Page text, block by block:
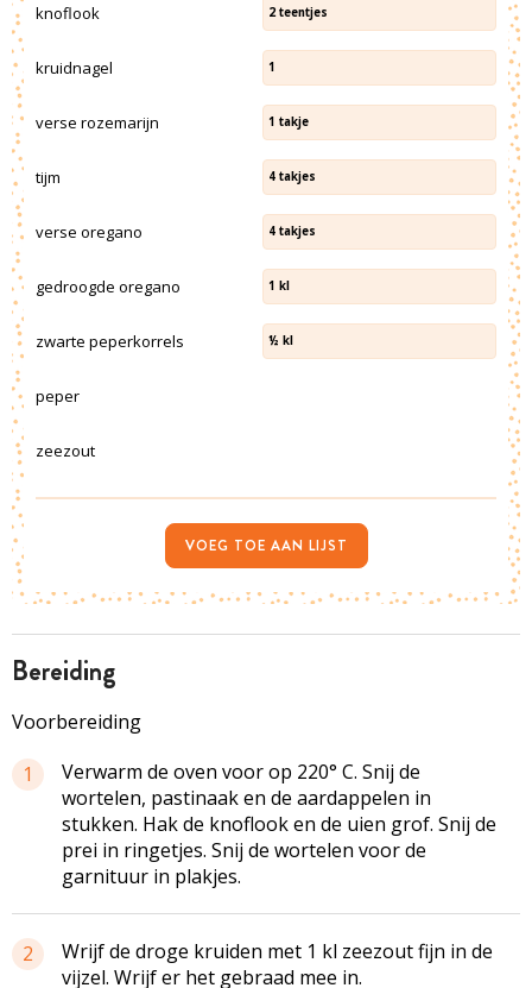
bereiding
Voorbereiding
1
Verwarm de oven voor op 220° C. Snij de
wortelen, pastinaak en de aardappelen in
stukken. Hak de knoflook en de uien grof. Snij de
prei in ringetjes. Snij de wortelen voor de
garnituur in plakjes.
2
Wrijf de droge kruiden met 1 kl zeezout fijn in de
vijzel. Wrijf er het gebraad mee in.
knoflook 2 teentjes
kruidnagel 1
verse rozemarijn 1 takje
tijm 4 takjes
verse oregano 4 takjes
gedroogde oregano 1 kl
zwarte peperkorrels ½ kl
peper
zeezout
VOEG TOE AAN LIJST